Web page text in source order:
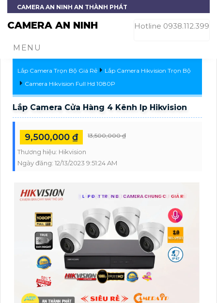
CAMERA AN NINH AN THÀNH PHÁT
CAMERA AN NINH Hotline 0938.112.399
MENU
Lắp Camera Trọn Bộ Giá Rẻ
Lắp Camera Hikvision Trọn Bộ
Camera Hikvision Full Hd 1080P
Lắp Camera Cửa Hàng 4 Kênh Ip Hikvision
9,500,000 ₫ 13,500,000 ₫
Thương hiệu: Hikvision
Ngày đăng: 12/13/2023 9:51:24 AM